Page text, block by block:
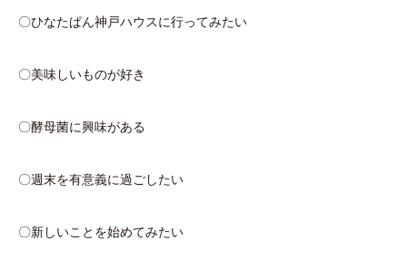
〇ひなたぱん神戸ハウスに行ってみたい
〇美味しいものが好き
〇酵母菌に興味がある
〇週末を有意義に過ごしたい
〇新しいことを始めてみたい